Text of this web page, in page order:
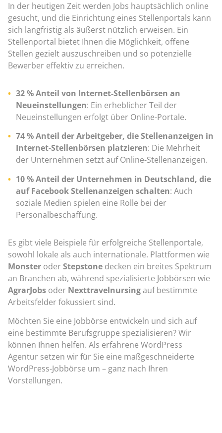
In der heutigen Zeit werden Jobs hauptsächlich online
gesucht, und die Einrichtung eines Stellenportals kann
sich langfristig als äußerst nützlich erweisen. Ein
Stellenportal bietet Ihnen die Möglichkeit, offene
Stellen gezielt auszuschreiben und so potenzielle
Bewerber effektiv zu erreichen.
32 % Anteil von Internet-Stellenbörsen an
Neueinstellungen: Ein erheblicher Teil der
Neueinstellungen erfolgt über Online-Portale.
74 % Anteil der Arbeitgeber, die Stellenanzeigen in
Internet-Stellenbörsen platzieren: Die Mehrheit
der Unternehmen setzt auf Online-Stellenanzeigen.
10 % Anteil der Unternehmen in Deutschland, die
auf Facebook Stellenanzeigen schalten: Auch
soziale Medien spielen eine Rolle bei der
Personalbeschaffung.
Es gibt viele Beispiele für erfolgreiche Stellenportale,
sowohl lokale als auch internationale. Plattformen wie
Monster oderStepstone decken ein breites Spektrum
an Branchen ab, während spezialisierte Jobbörsen wie
AgrarJobs oder Nexttravelnursingauf bestimmte
Arbeitsfelder fokussiert sind.
Möchten Sie eine Jobbörse entwickeln und sich auf
eine bestimmte Berufsgruppe spezialisieren? Wir
können Ihnen helfen. Als erfahrene WordPress
Agentur setzen wir für Sie eine maßgeschneiderte
WordPress-Jobbörse um – ganz nach Ihren
Vorstellungen.